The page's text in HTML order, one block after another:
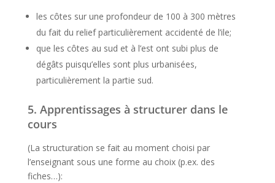
les côtes sur une profondeur de 100 à 300 mètres
du fait du relief particulièrement accidenté de l’ile;
que les côtes au sud et à l’est ont subi plus de
dégâts puisqu’elles sont plus urbanisées,
particulièrement la partie sud.
5. Apprentissages à structurer dans le
cours
(La structuration se fait au moment choisi par
l’enseignant sous une forme au choix (p.ex. des
fiches…):